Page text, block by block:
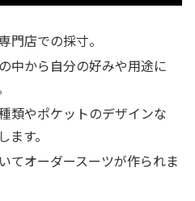
門店での採寸。
中から自分の好みや用途に
類やポケットのデザインな
す。
てオーダースーツが作られま